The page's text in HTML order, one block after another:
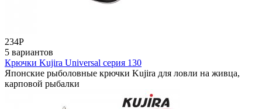
234Р
5 вариантов
Крючки Kujira Universal серия 130
Японские рыболовные крючки Kujira для ловли на живца,
карповой рыбалки